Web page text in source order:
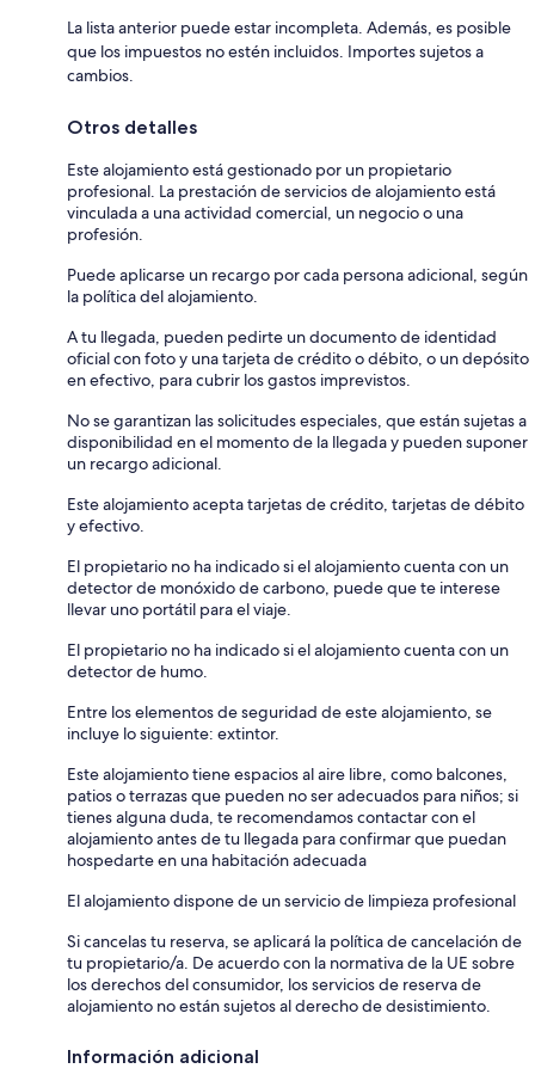
La lista anterior puede estar incompleta. Además, es posible
que los impuestos no estén incluidos. Importes sujetos a
cambios.
Otros detalles
Este alojamiento está gestionado por un propietario
profesional. La prestación de servicios de alojamiento está
vinculada a una actividad comercial, un negocio o una
profesión.
Puede aplicarse un recargo por cada persona adicional, según
la política del alojamiento.
A tu llegada, pueden pedirte un documento de identidad
oficial con foto y una tarjeta de crédito o débito, o un depósito
en efectivo, para cubrir los gastos imprevistos.
No se garantizan las solicitudes especiales, que están sujetas a
disponibilidad en el momento de la llegada y pueden suponer
un recargo adicional.
Este alojamiento acepta tarjetas de crédito, tarjetas de débito
y efectivo.
El propietario no ha indicado si el alojamiento cuenta con un
detector de monóxido de carbono, puede que te interese
llevar uno portátil para el viaje.
El propietario no ha indicado si el alojamiento cuenta con un
detector de humo.
Entre los elementos de seguridad de este alojamiento, se
incluye lo siguiente: extintor.
Este alojamiento tiene espacios al aire libre, como balcones,
patios o terrazas que pueden no ser adecuados para niños; si
tienes alguna duda, te recomendamos contactar con el
alojamiento antes de tu llegada para confirmar que puedan
hospedarte en una habitación adecuada
El alojamiento dispone de un servicio de limpieza profesional
Si cancelas tu reserva, se aplicará la política de cancelación de
tu propietario/a. De acuerdo con la normativa de la UE sobre
los derechos del consumidor, los servicios de reserva de
alojamiento no están sujetos al derecho de desistimiento.
Información adicional